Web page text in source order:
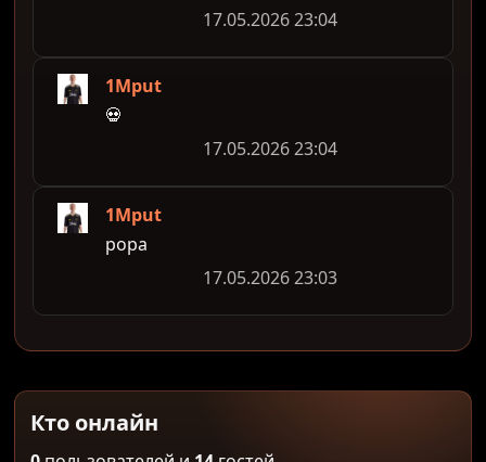
17.05.2026 23:04
1Mput
💀
17.05.2026 23:04
1Mput
popa
17.05.2026 23:03
Кто онлайн